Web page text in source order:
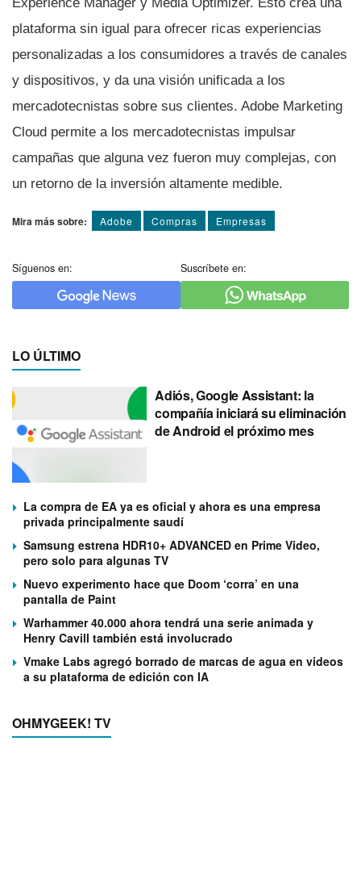
plataforma sin igual para ofrecer ricas experiencias
personalizadas a los consumidores a través de canales
y dispositivos, y da una visión unificada a los
mercadotecnistas sobre sus clientes. Adobe Marketing
Cloud permite a los mercadotecnistas impulsar
campañas que alguna vez fueron muy complejas, con
un retorno de la inversión altamente medible.
Mira más sobre: Adobe Compras Empresas
Síguenos en: Suscríbete en:
LO ÚLTIMO
Adiós, Google Assistant: la
compañía iniciará su eliminación
de Android el próximo mes
La compra de EA ya es oficial y ahora es una empresa
privada principalmente saudí
Samsung estrena HDR10+ ADVANCED en Prime Video,
pero solo para algunas TV
Nuevo experimento hace que Doom ‘corra’ en una
pantalla de Paint
Warhammer 40.000 ahora tendrá una serie animada y
Henry Cavill también está involucrado
Vmake Labs agregó borrado de marcas de agua en videos
a su plataforma de edición con IA
OHMYGEEK! TV